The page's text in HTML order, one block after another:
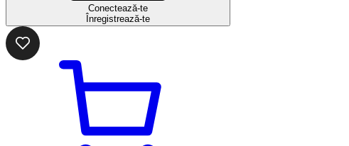
Conectează-te
Înregistrează-te